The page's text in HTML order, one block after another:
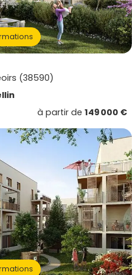
(38590)
à partir de 149 000 €